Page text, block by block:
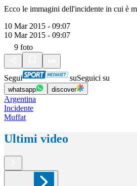
Ecco le immagini dell'incidente in cui è
10 Mar 2015 - 09:07
10 Mar 2015 - 09:07
9 foto
Segui suSeguici su
whatsapp discover
Argentina
Incidente
Muffat
Ultimi video